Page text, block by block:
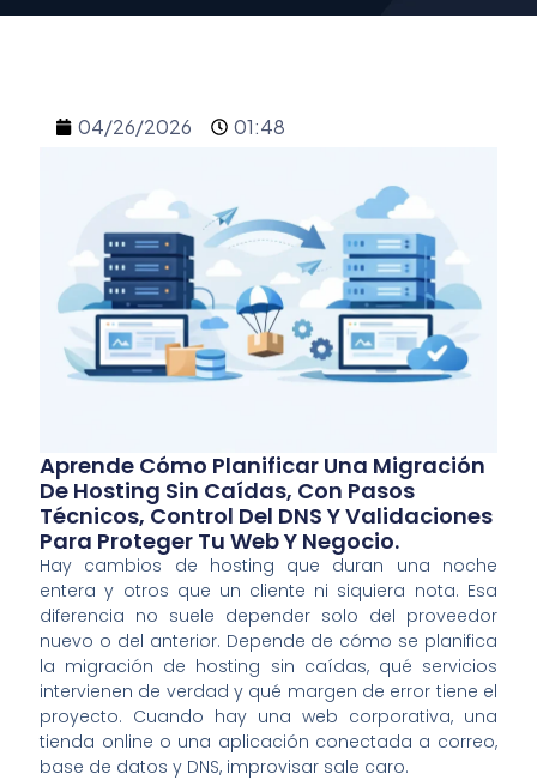
04/26/2026 01:48
Aprende Cómo Planificar Una Migración
De Hosting Sin Caídas, Con Pasos
Técnicos, Control Del DNS Y Validaciones
Para Proteger Tu Web Y Negocio.
Hay cambios de hosting que duran una noche
entera y otros que un cliente ni siquiera nota. Esa
diferencia no suele depender solo del proveedor
nuevo o del anterior. Depende de cómo se planifica
la migración de hosting sin caídas, qué servicios
intervienen de verdad y qué margen de error tiene el
proyecto. Cuando hay una web corporativa, una
tienda online o una aplicación conectada a correo,
base de datos y DNS, improvisar sale caro.